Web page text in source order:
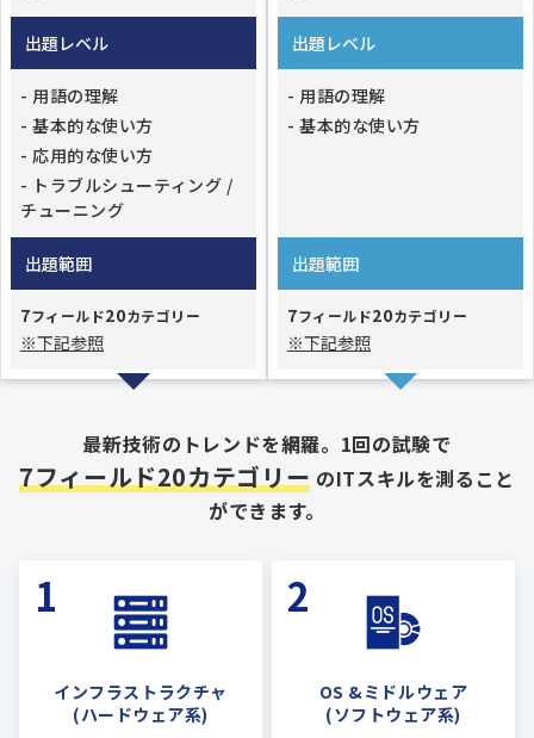
出題レベル
- 用語の理解
- 基本的な使い方
- 応用的な使い方
- トラブルシューティング /
チューニング
出題範囲
7フィールド20カテゴリー
※下記参照
出題レベル
- 用語の理解
- 基本的な使い方
出題範囲
7フィールド20カテゴリー
※下記参照
最新技術のトレンドを網羅。1回の試験で
7フィールド20カテゴリー のITスキルを測ること
ができます。
インフラストラクチャ
(ハードウェア系)
OS &ミドルウェア
(ソフトウェア系)